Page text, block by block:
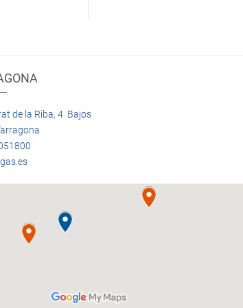
de la Riba, 4 Bajos